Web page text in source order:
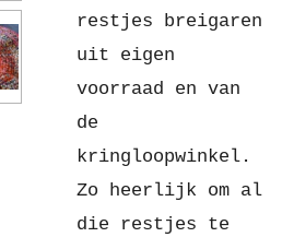
restjes breigaren
uit eigen
voorraad en van
de
kringloopwinkel.
Zo heerlijk om al
die restjes te